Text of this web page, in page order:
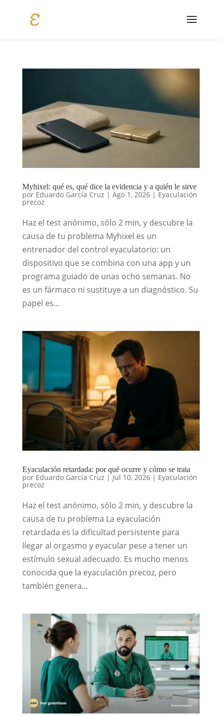
Myhixel: qué es, qué dice la evidencia y a quién le sirve
por Eduardo García Cruz | Ago 1, 2026| Eyaculación
precoz
Haz el test anónimo, sólo 2 min, y descubre la
causa de tu problema Myhixel es un
entrenador del control eyaculatorio: un
dispositivo que se combina con una app y un
programa guiado de unas ocho semanas. No
es un fármaco ni sustituye a un diagnóstico. Su
papel es...
Eyaculación retardada: por qué ocurre y cómo se trata
por Eduardo García Cruz | Jul 10, 2026| Eyaculación
precoz
Haz el test anónimo, sólo 2 min, y descubre la
causa de tu problema La eyaculación
retardada es la dificultad persistente para
llegar al orgasmo y eyacular pese a tener un
estímulo sexual adecuado. Es mucho menos
conocida que la eyaculación precoz, pero
también genera...